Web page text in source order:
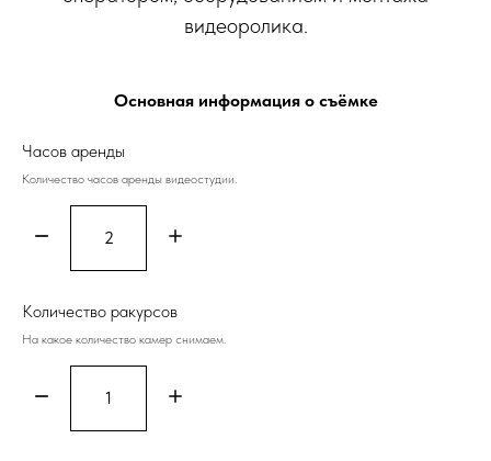
видеоролика.
Основная информация о съёмке
Часов аренды
Количество часов аренды видеостудии.
Количество ракурсов
На какое количество камер снимаем.